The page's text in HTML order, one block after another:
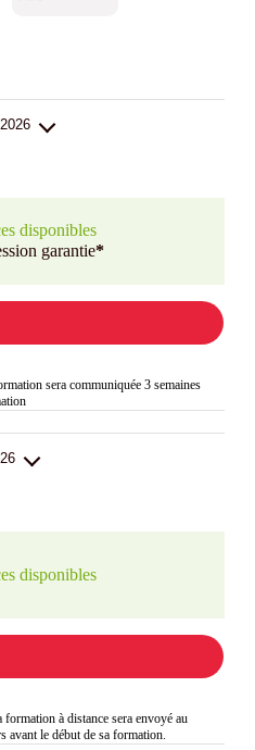
disponibles
garantie*
sera communiquée 3 semaines
disponibles
à distance sera envoyé au
avant le début de sa formation.